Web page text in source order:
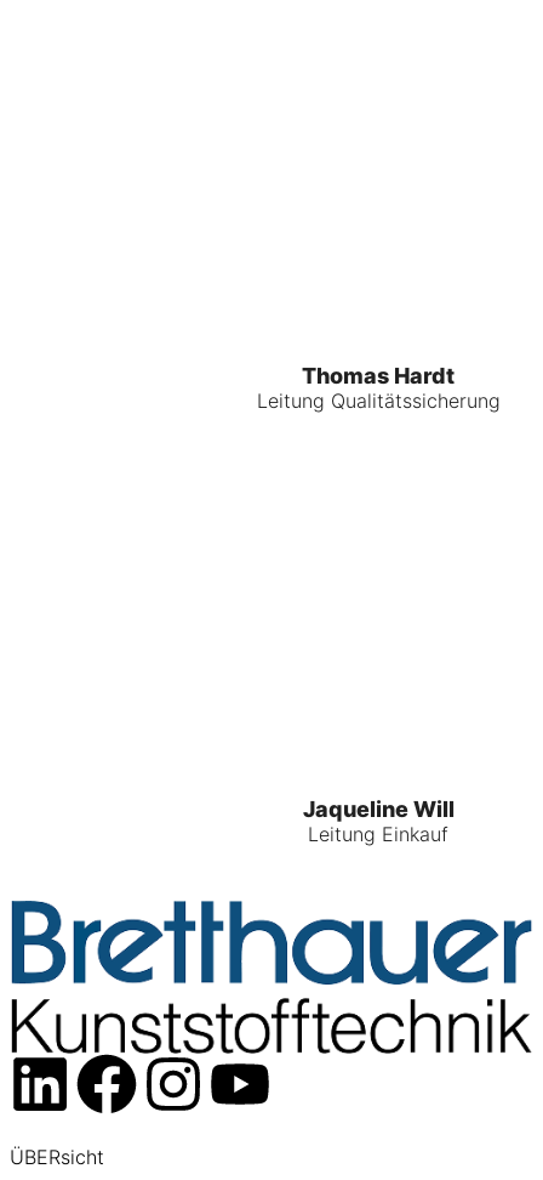
Thomas Hardt
Leitung Qualitätssicherung
Jaqueline Will
Leitung Einkauf
ÜBERsicht